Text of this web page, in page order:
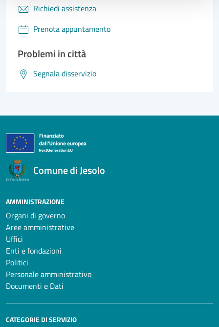
Richiedi assistenza
Prenota appuntamento
Problemi in città
Segnala disservizio
Comune di Jesolo
AMMINISTRAZIONE
Organi di governo
Aree amministrative
Uffici
Enti e fondazioni
Politici
Personale amministrativo
Documenti e Dati
CATEGORIE DI SERVIZIO